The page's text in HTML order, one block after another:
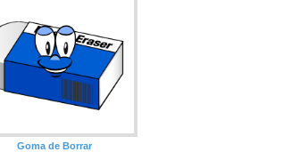
Goma de Borrar